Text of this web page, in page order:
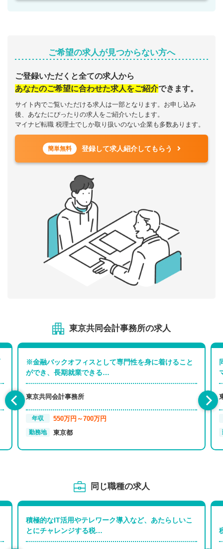
ご希望の求人が見つからない方へ
ご登録いただくと全ての求人から
あなたのご希望に合わせた求人をご紹介できます。
サイト内でご覧いただける求人は一部となります。お申し込み
後、あなたにぴったりの求人をご紹介いたします。
マイナビ転職 税理士でしか取り扱いのない企業も多数あります。
簡単無料 登録して求人紹介してもらう
東京共同会計事務所の求人
※金融バックオフィスとして専門性を身に着けること
ができ、長期就業できる…
東京共同会計事務所
年収 550万円～700万円
勤務地 東京都
同じ職種の求人
積極的なIT活用やテレワーク導入など、あたらしいこ
とにチャレンジする税…